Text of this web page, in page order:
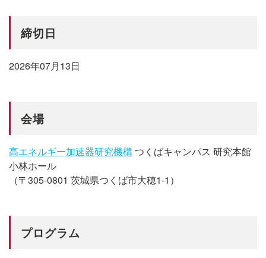
締切日
2026年07月13日
会場
高エネルギー加速器研究機構つくばキャンパス 研究本館
小林ホール
（〒305-0801 茨城県つくば市大穂1-1）
プログラム